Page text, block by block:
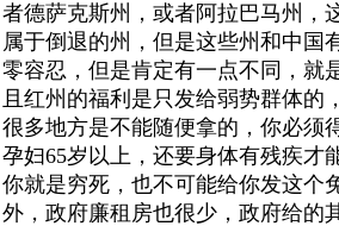
者德萨克斯州，或者阿拉巴马州，
属于倒退的州，但是这些州和中国
零容忍，但是肯定有一点不同，就
且红州的福利是只发给弱势群体的
很多地方是不能随便拿的，你必须
孕妇65岁以上，还要身体有残疾才
你就是穷死，也不可能给你发这个
外，政府廉租房也很少，政府给的